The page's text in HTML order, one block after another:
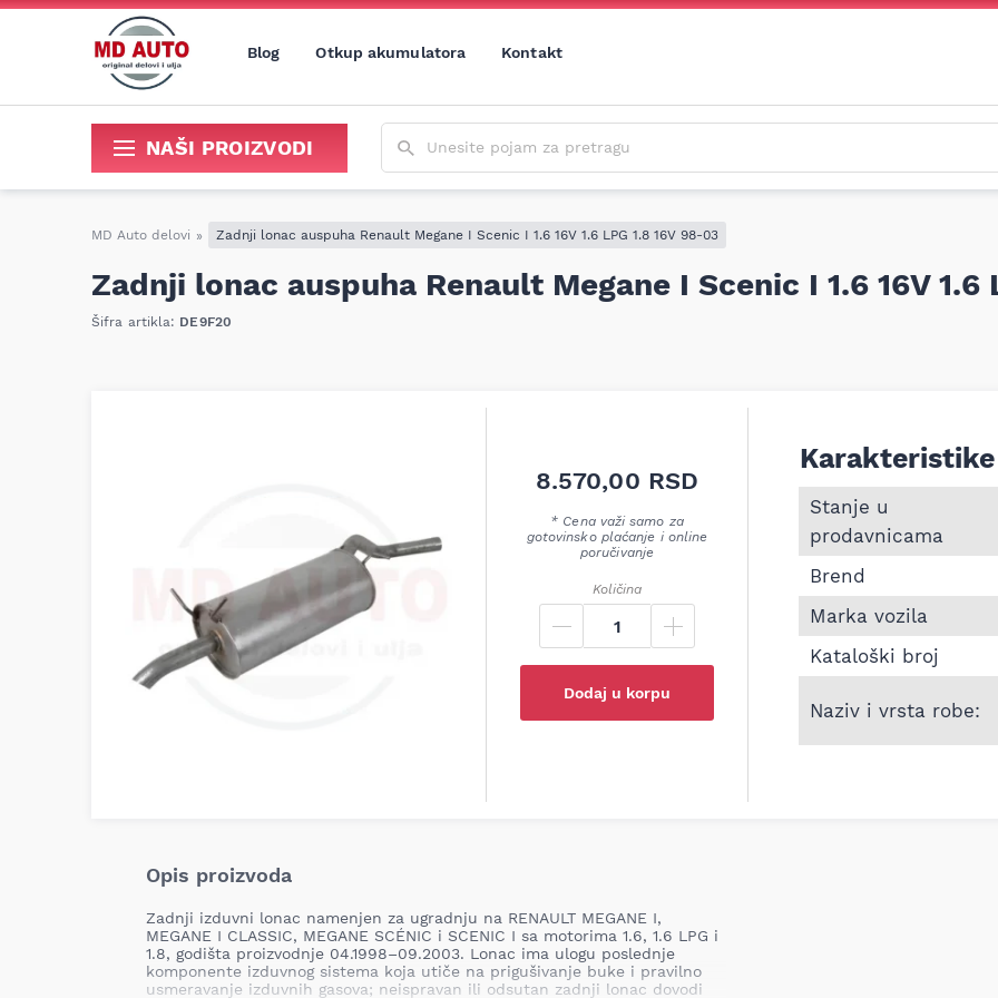
Blog Otkup akumulatora Kontakt
NAŠI PROIZVODI
MD Auto delovi » Zadnji lonac auspuha Renault Megane I Scenic I 1.6 16V 1.6 LPG 1.8 16V 98-03
Zadnji lonac auspuha Renault Megane I Scenic I 1.6 16V 1.6
Šifra artikla: DE9F20
8.570,00 RSD
* Cena važi samo za
gotovinsko plaćanje i online
poručivanje
Količina
Dodaj u korpu
Informacije o Zadnji
Karakteristike
Stanje u
prodavnicama
Brend
Marka vozila
Kataloški broj
Naziv i vrsta robe:
Opis proizvoda
Zadnji izduvni lonac namenjen za ugradnju na RENAULT MEGANE I,
MEGANE I CLASSIC, MEGANE SCÉNIC i SCENIC I sa motorima 1.6, 1.6 LPG i
1.8, godišta proizvodnje 04.1998–09.2003. Lonac ima ulogu poslednje
komponente izduvnog sistema koja utiče na prigušivanje buke i pravilno
usmeravanje izduvnih gasova; neispravan ili odsutan zadnji lonac dovodi